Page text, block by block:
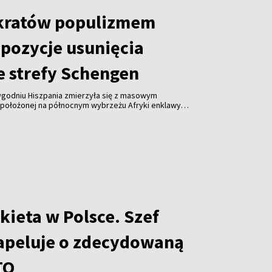
populizmem
usunięcia
strefy Schengen
Hiszpania zmierzyła się z masowym
na północnym wybrzeżu Afryki enklawy
populizmu.
w Polsce. Szef
o zdecydowaną